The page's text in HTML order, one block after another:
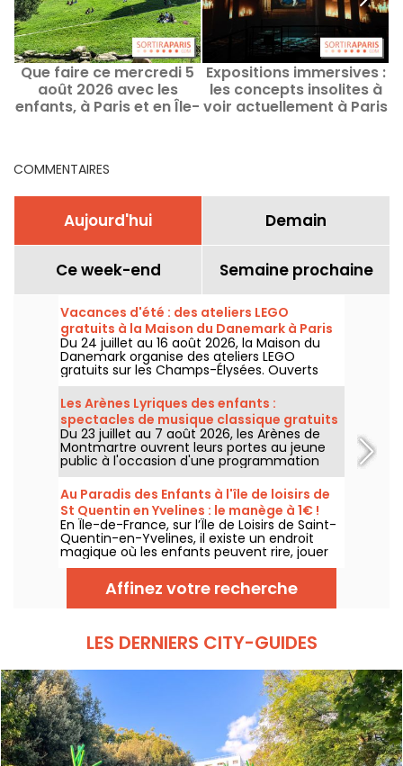
Que faire ce mercredi 5
août 2026 avec les
enfants, à Paris et en Île-
Expositions immersives :
les concepts insolites à
voir actuellement à Paris
COMMENTAIRES
Aujourd'hui Demain
Ce week-end Semaine prochaine
Vacances d'été : des ateliers LEGO
gratuits à la Maison du Danemark à Paris
Du 24 juillet au 16 août 2026, la Maison du
Danemark organise des ateliers LEGO
gratuits sur les Champs-Élysées. Ouverts
aux enfants, aux familles et aux passionnés
de construction, ces rendez-vous
permettent de découvrir l'univers de la
célèbre marque danoise à travers des
espaces de création en libre accès.
Les Arènes Lyriques des enfants :
spectacles de musique classique gratuits
pour les petits
Du 23 juillet au 7 août 2026, les Arènes de
Montmartre ouvrent leurs portes au jeune
public à l'occasion d'une programmation
spéciale. Bienvenue aux Arènes Lyriques des
enfants, un festival pour faire découvrir la
musique classique aux plus jeunes,
entièrement gratuit.
Au Paradis des Enfants à l'île de loisirs de
St Quentin en Yvelines : le manège à 1€ !
En Île-de-France, sur l’Île de Loisirs de Saint-
Quentin-en-Yvelines, il existe un endroit
magique où les enfants peuvent rire, jouer
et profiter de manèges adaptés à leur âge :
Au Paradis des Enfants. C’est le parc le
moins cher d’Île-de-France, avec un tarif
exceptionnel de 1 € le manège.
Affinez votre recherche
LES DERNIERS CITY-GUIDES